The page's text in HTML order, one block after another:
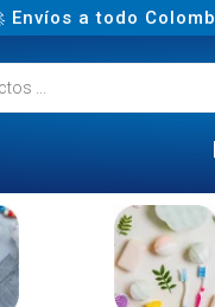
Envíos a todo